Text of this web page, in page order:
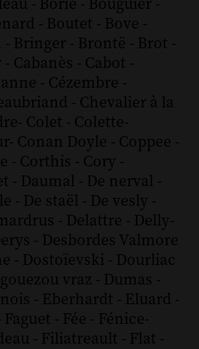
- Borie - Bouguier -
- Boutet - Bove -
- Bringer - Brontë - Brot -
- Cabanès - Cabot -
- Cézembre -
- Chevalier à la
- Colet - Colette-
- Conan Doyle - Coppee -
- Corthis - Cory -
- Daumal - De nerval -
- De staël - De vesly -
- Delattre - Delly-
- Desbordes Valmore
- Dostoïevski - Dourliac
vraz - Dumas -
- Eberhardt - Eluard -
Faguet - Fée - Fénice-
- Filiatreault - Flat -